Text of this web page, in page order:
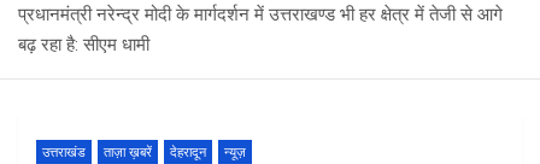
प्रधानमंत्री नरेन्द्र मोदी के मार्गदर्शन में उत्तराखण्ड भी हर क्षेत्र में तेजी से आगे
बढ़ रहा है: सीएम धामी
उत्तराखंड ताज़ा ख़बरें देहरादून न्यूज़